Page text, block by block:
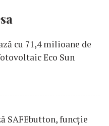
cu 71,4 milioane de
Eco Sun
SAFEbutton, funcţie